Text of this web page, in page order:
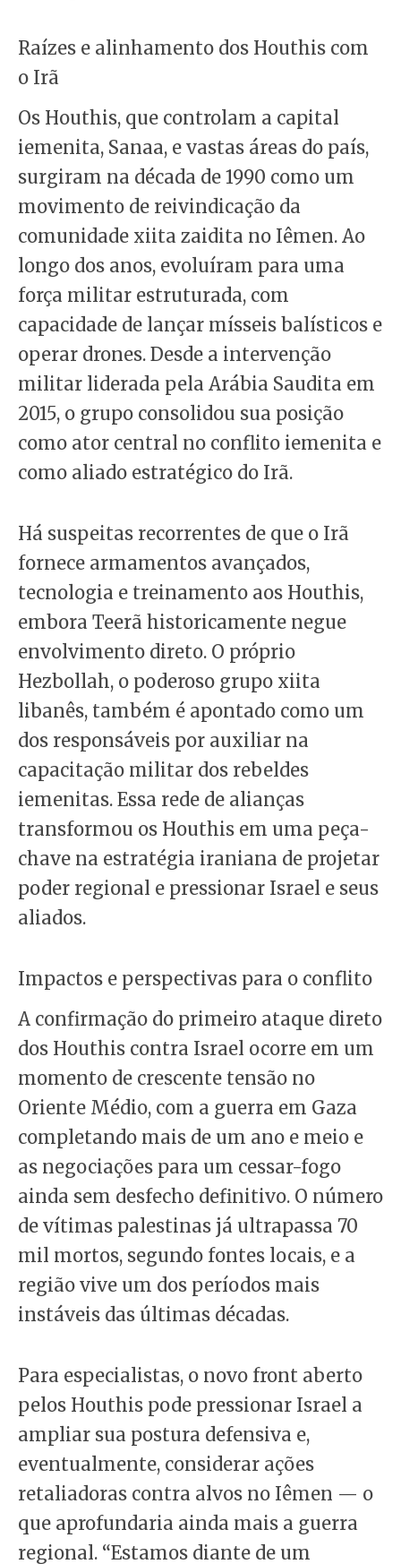
Raízes e alinhamento dos Houthis com
o Irã
Os Houthis, que controlam a capital
iemenita, Sanaa, e vastas áreas do país,
surgiram na década de 1990 como um
movimento de reivindicação da
comunidade xiita zaidita no Iêmen. Ao
longo dos anos, evoluíram para uma
força militar estruturada, com
capacidade de lançar mísseis balísticos e
operar drones. Desde a intervenção
militar liderada pela Arábia Saudita em
2015, o grupo consolidou sua posição
como ator central no conflito iemenita e
como aliado estratégico do Irã.
Há suspeitas recorrentes de que o Irã
fornece armamentos avançados,
tecnologia e treinamento aos Houthis,
embora Teerã historicamente negue
envolvimento direto. O próprio
Hezbollah, o poderoso grupo xiita
libanês, também é apontado como um
dos responsáveis por auxiliar na
capacitação militar dos rebeldes
iemenitas. Essa rede de alianças
transformou os Houthis em uma peça-
chave na estratégia iraniana de projetar
poder regional e pressionar Israel e seus
aliados.
Impactos e perspectivas para o conflito
A confirmação do primeiro ataque direto
dos Houthis contra Israel ocorre em um
momento de crescente tensão no
Oriente Médio, com a guerra em Gaza
completando mais de um ano e meio e
as negociações para um cessar-fogo
ainda sem desfecho definitivo. O número
de vítimas palestinas já ultrapassa 70
mil mortos, segundo fontes locais, e a
região vive um dos períodos mais
instáveis das últimas décadas.
Para especialistas, o novo front aberto
pelos Houthis pode pressionar Israel a
ampliar sua postura defensiva e,
eventualmente, considerar ações
retaliadoras contra alvos no Iêmen — o
que aprofundaria ainda mais a guerra
regional. “Estamos diante de um